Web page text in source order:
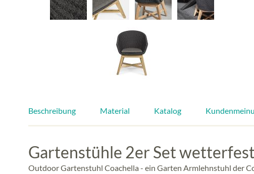
Beschreibung Material Katalog
Gartenstühle 2er Set
Outdoor Gartenstuhl Coachella - ein Garten Armlehnstuhl der